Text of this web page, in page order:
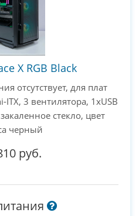
X RGB Black
отсутствует, для плат
ITX, 3 вентилятора, 1xUSB
стекло, цвет
черный
руб.